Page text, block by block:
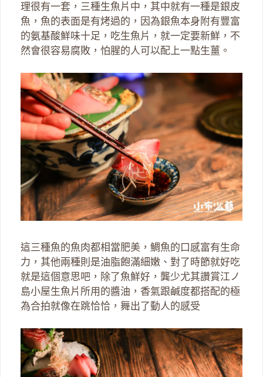
理很有一套，三種生魚片中，其中就有一種是銀皮
魚，魚的表面是有烤過的，因為銀魚本身附有豐富
的氨基酸鮮味十足，吃生魚片，就一定要新鮮，不
然會很容易腐敗，怕腥的人可以配上一點生薑。
這三種魚的魚肉都相當肥美，鯛魚的口感富有生命
力，其他兩種則是油脂飽滿細嫩、對了時節就好吃
就是這個意思吧，除了魚鮮好，龔少尤其讚賞江ノ
島小屋生魚片所用的醬油，香氣跟鹹度都搭配的極
為合拍就像在跳恰恰，舞出了動人的感受